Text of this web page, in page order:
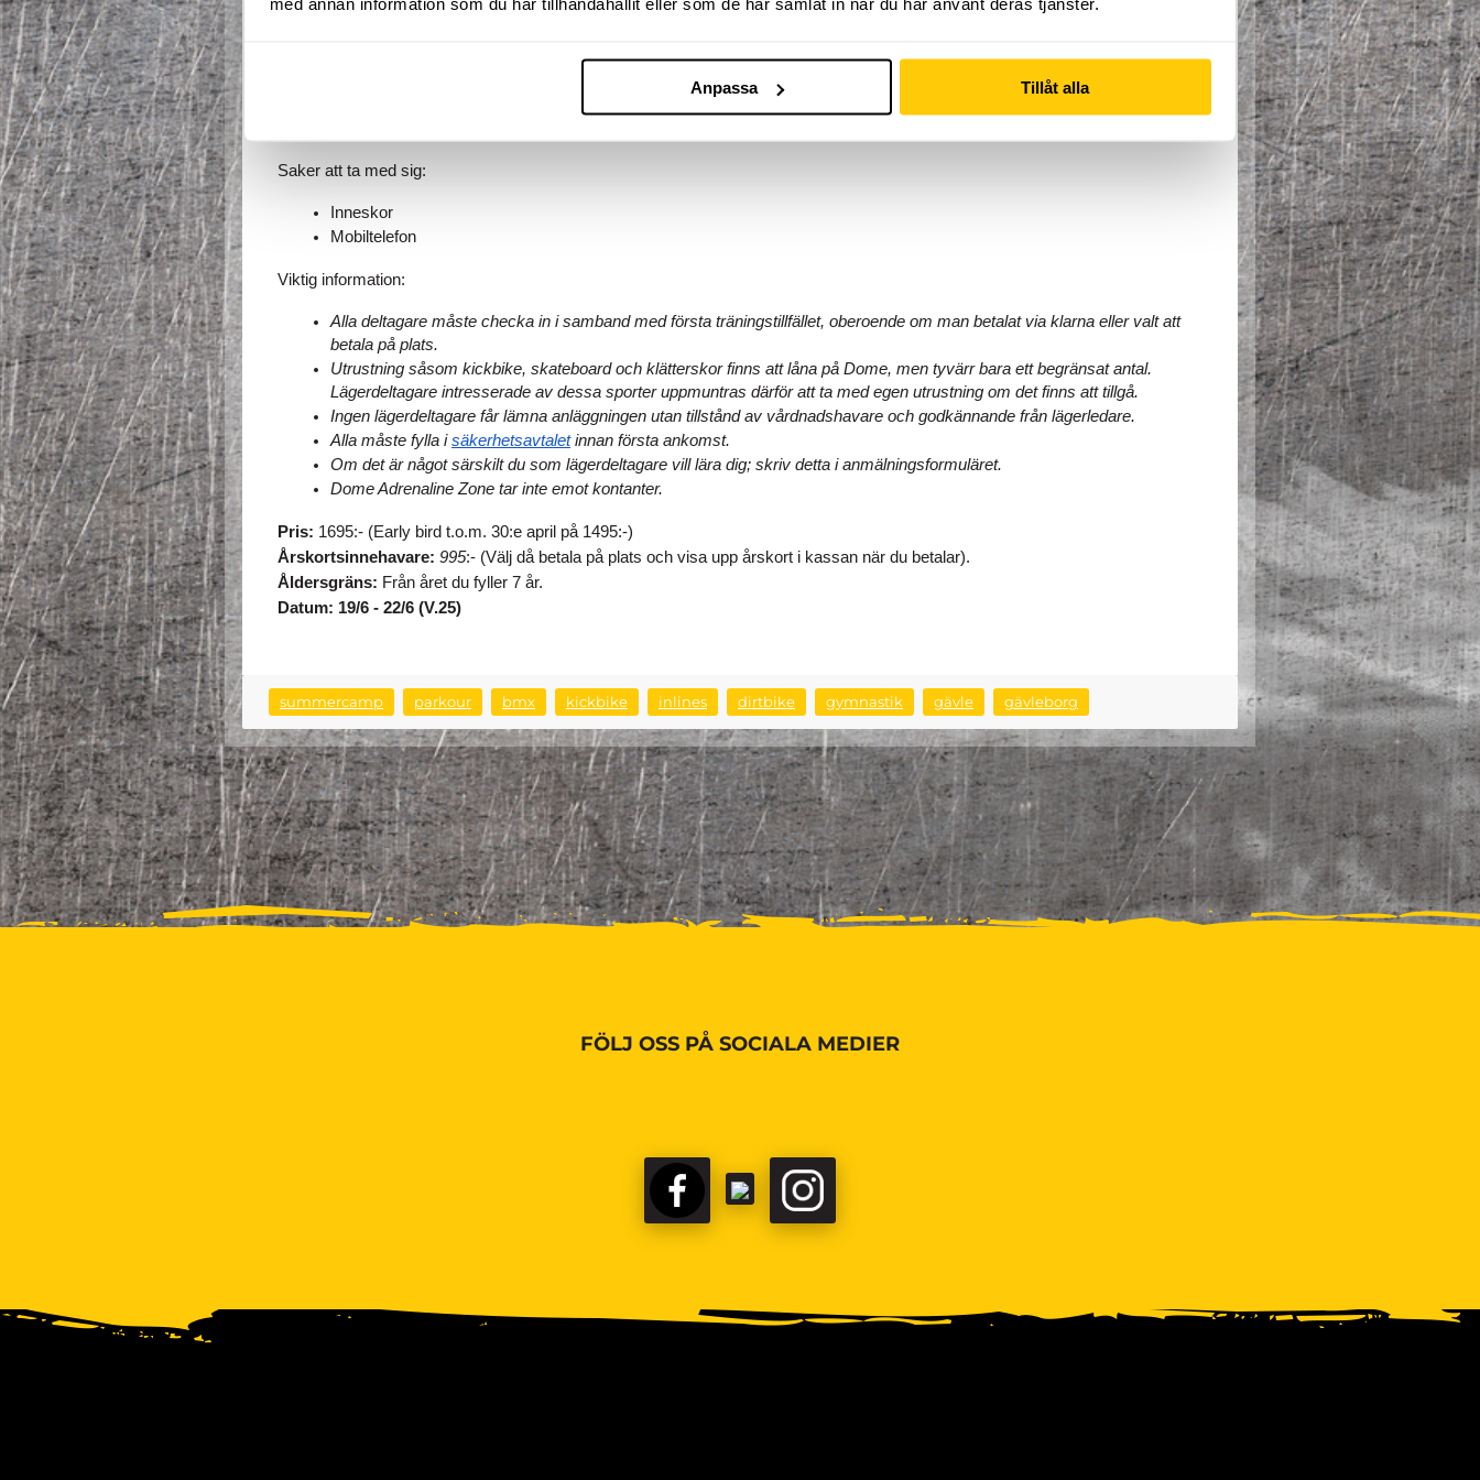
Anpassa Tillåt alla
Mellanmål måndag - torsdag.
Fri tillgång till hela Dome Adrenaline Zone
Saker att ta med sig:
Inneskor
Mobiltelefon
Viktig information:
Alla deltagare måste checka in i samband med första träningstillfället, oberoende om man betalat via klarna eller valt att
betala på plats.
Utrustning såsom kickbike, skateboard och klätterskor finns att låna på Dome, men tyvärr bara ett begränsat antal.
Lägerdeltagare intresserade av dessa sporter uppmuntras därför att ta med egen utrustning om det finns att tillgå.
Ingen lägerdeltagare får lämna anläggningen utan tillstånd av vårdnadshavare och godkännande från lägerledare.
Alla måste fylla i säkerhetsavtalet innan första ankomst.
Om det är något särskilt du som lägerdeltagare vill lära dig; skriv detta i anmälningsformuläret.
Dome Adrenaline Zone tar inte emot kontanter.
Pris: 1695:- (Early bird t.o.m. 30:e april på 1495:-)
Årskortsinnehavare: 995:- (Välj då betala på plats och visa upp årskort i kassan när du betalar).
Åldersgräns: Från året du fyller 7 år.
Datum: 19/6 - 22/6 (V.25)
summercamp parkour bmx kickbike inlines dirtbike gymnastik gävle gävleborg
FÖLJ OSS PÅ SOCIALA MEDIER
FACEBOOKTIKTOK